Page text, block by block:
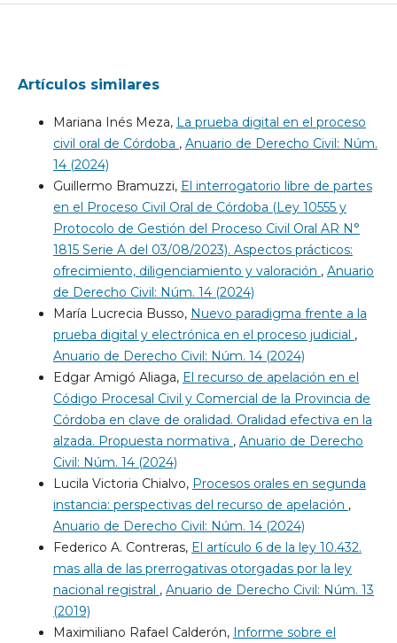
Artículos similares
Mariana Inés Meza, La prueba digital en el proceso
civil oral de Córdoba , Anuario de Derecho Civil: Núm.
14 (2024)
Guillermo Bramuzzi, El interrogatorio libre de partes
en el Proceso Civil Oral de Córdoba (Ley 10555 y
Protocolo de Gestión del Proceso Civil Oral AR N°
1815 Serie A del 03/08/2023). Aspectos prácticos:
ofrecimiento, diligenciamiento y valoración , Anuario
de Derecho Civil: Núm. 14 (2024)
María Lucrecia Busso, Nuevo paradigma frente a la
prueba digital y electrónica en el proceso judicial ,
Anuario de Derecho Civil: Núm. 14 (2024)
Edgar Amigó Aliaga, El recurso de apelación en el
Código Procesal Civil y Comercial de la Provincia de
Córdoba en clave de oralidad. Oralidad efectiva en la
alzada. Propuesta normativa , Anuario de Derecho
Civil: Núm. 14 (2024)
Lucila Victoria Chialvo, Procesos orales en segunda
instancia: perspectivas del recurso de apelación ,
Anuario de Derecho Civil: Núm. 14 (2024)
Federico A. Contreras, El artículo 6 de la ley 10.432.
mas alla de las prerrogativas otorgadas por la ley
nacional registral , Anuario de Derecho Civil: Núm. 13
(2019)
Maximiliano Rafael Calderón, Informe sobre el